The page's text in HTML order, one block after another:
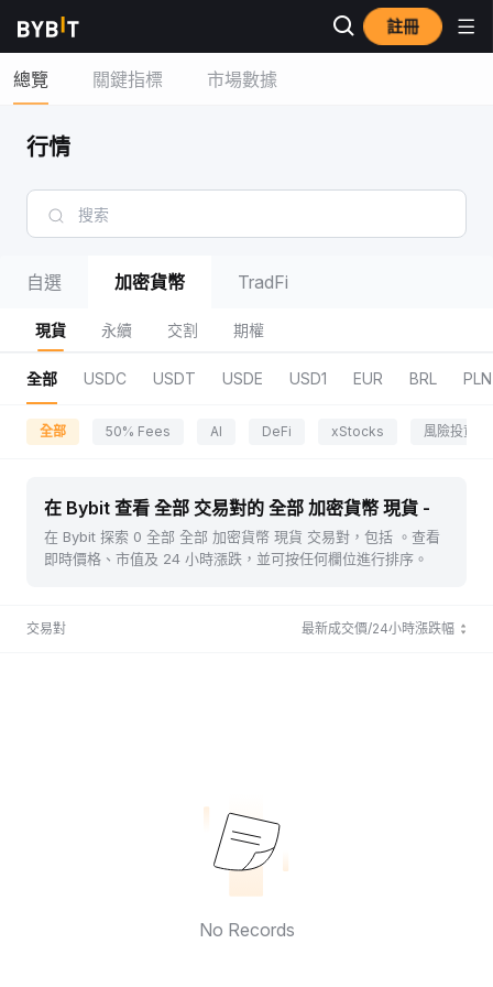
註冊
總覽 關鍵指標 市場數據
行情
自選 加密貨幣 TradFi
現貨 永續 交割 期權
全部 USDC USDT USDE USD1 EUR BRL PLN
全部 50% Fees AI DeFi xStocks 風險投資區
在 Bybit 查看 全部 交易對的 全部 加密貨幣 現貨 -
在 Bybit 探索 0 全部 全部 加密貨幣 現貨 交易對，包括 。查看
即時價格、市值及 24 小時漲跌，並可按任何欄位進行排序。
交易對 最新成交價/24小時漲跌幅
No Records